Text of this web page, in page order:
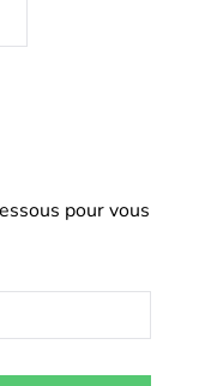
pour vous